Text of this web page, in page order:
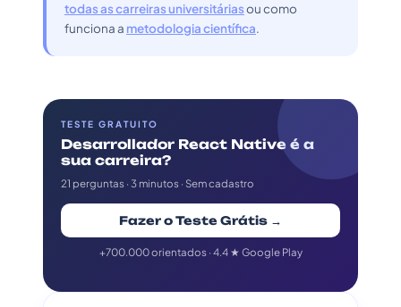
todas as carreiras universitáriasou como
funciona a metodologia científica.
TESTE GRATUITO
Desarrollador React Native é a
sua carreira?
21 perguntas · 3 minutos · Sem cadastro
Fazer o Teste Grátis →
+700.000 orientados · 4.4 ★ Google Play